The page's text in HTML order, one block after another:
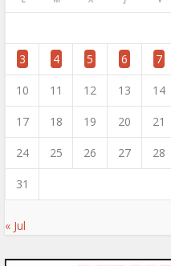
3 4 5 6 7
10 11 12 13 14
17 18 19 20 21
24 25 26 27 28
31
« Jul